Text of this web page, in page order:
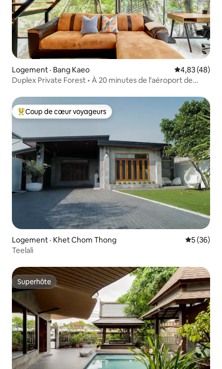
Logement · Bang Kaeo Note
4,83 (48)
Duplex Private Forest • À 20 minutes de l'aéroport de
Coup de cœur voyageurs parmi les plus aimés
Coup de cœur voyageurs
Logement · Khet Chom Thong Note
5 (36)
Teelali
Superhôte
Superhôte